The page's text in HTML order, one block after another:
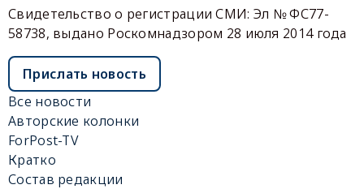
Свидетельство о регистрации СМИ: Эл № ФС77-
58738, выдано Роскомнадзором 28 июля 2014 года
Прислать новость
Все новости
Авторские колонки
ForPost-TV
Кратко
Состав редакции